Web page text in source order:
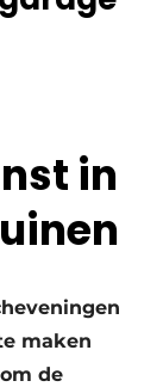
in
maken
de